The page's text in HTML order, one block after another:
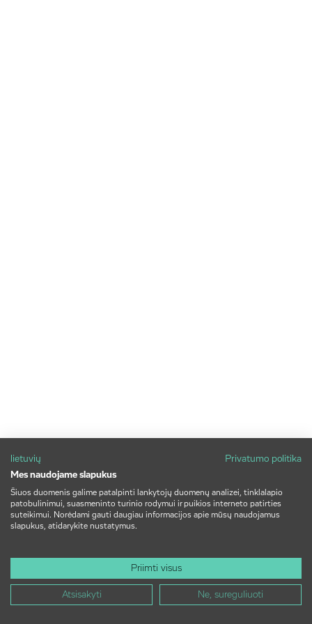
lietuvių
Privatumo politika
Mes naudojame slapukus
Šiuos duomenis galime patalpinti lankytojų duomenų analizei, tinklalapio
patobulinimui, suasmeninto turinio rodymui ir puikios interneto patirties
suteikimui. Norėdami gauti daugiau informacijos apie mūsų naudojamus
slapukus, atidarykite nustatymus.
Priimti visus
Atsisakyti Ne, sureguliuoti